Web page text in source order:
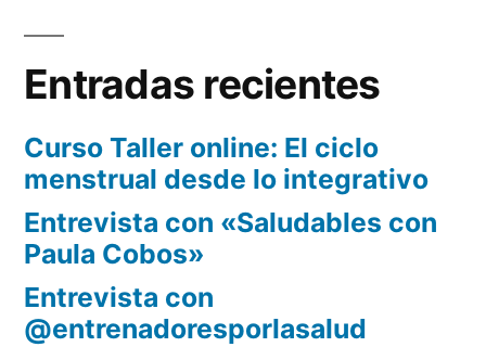
de
entradas
Entradas recientes
Curso Taller online: El ciclo
menstrual desde lo integrativo
Entrevista con «Saludables con
Paula Cobos»
Entrevista con
@entrenadoresporlasalud